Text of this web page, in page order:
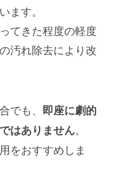
ます。
てきた程度の軽度
汚れ除去により改
でも、 即座に劇的
はありません。
をおすすめしま